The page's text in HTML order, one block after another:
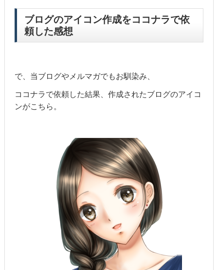
ブログのアイコン作成をココナラで依
頼した感想
で、当ブログやメルマガでもお馴染み、
ココナラで依頼した結果、作成されたブログのアイコ
ンがこちら。